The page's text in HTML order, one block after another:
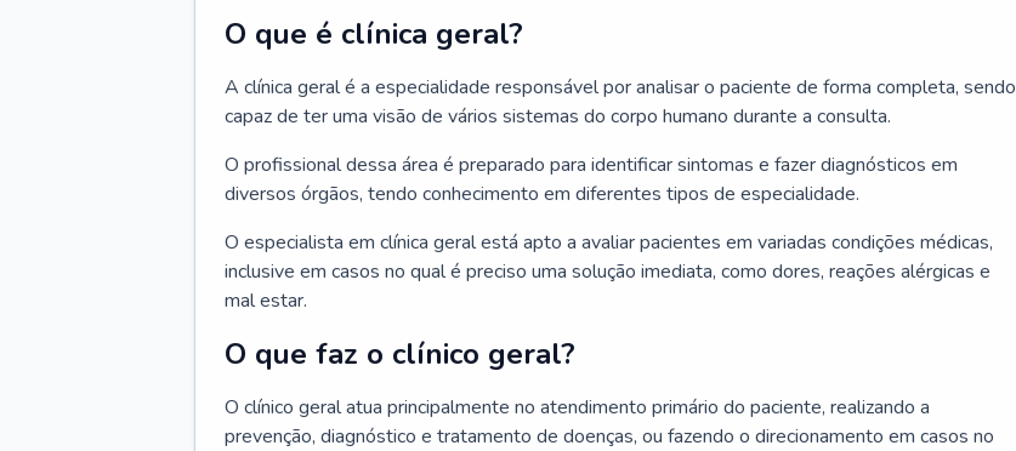
O que é clínica geral?
A clínica geral é a especialidade responsável por analisar o paciente de forma completa, sendo
capaz de ter uma visão de vários sistemas do corpo humano durante a consulta.
O profissional dessa área é preparado para identificar sintomas e fazer diagnósticos em
diversos órgãos, tendo conhecimento em diferentes tipos de especialidade.
O especialista em clínica geral está apto a avaliar pacientes em variadas condições médicas,
inclusive em casos no qual é preciso uma solução imediata, como dores, reações alérgicas e
mal estar.
O que faz o clínico geral?
O clínico geral atua principalmente no atendimento primário do paciente, realizando a
prevenção, diagnóstico e tratamento de doenças, ou fazendo o direcionamento em casos no